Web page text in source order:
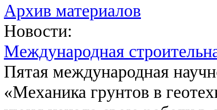
Архив материалов
Новости:
Международная
Пятая международная
«Механика грунтов в